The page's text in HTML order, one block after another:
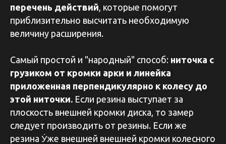
перечень действий , которые помогут
приблизительно высчитать необходимую
величину расширения.
Самый простой и "народный" способ: ниточка с
грузиком от кромки арки и линейка
приложенная перпендикулярно к колесу до
этой ниточки. Если резина выступает за
плоскость внешней кромки диска, то замер
следует производить от резины. Если же
резина У́же внешней внешней кромки колесного